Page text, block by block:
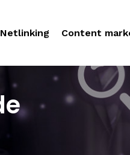
Netlinking Content